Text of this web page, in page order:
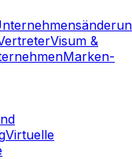
Visum &
Marken-
Virtuelle